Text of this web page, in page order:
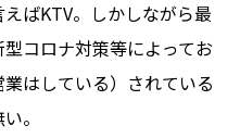
わせ
ばKTV。しかしながら最
コロナ対策等によってお
はしている）されている
。